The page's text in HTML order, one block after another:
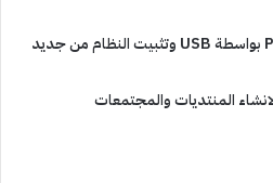
المنتديات والمجتمعات